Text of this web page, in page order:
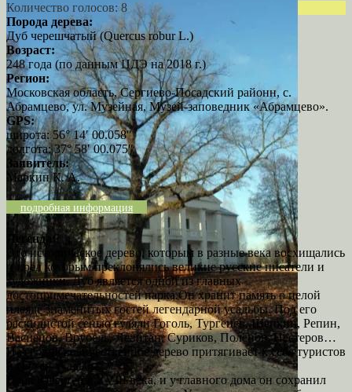
Количество голосов: 8
Порода дерева:
Дуб черешчатый (Quercus robur L.)
Возраст:
248 года (по данным ЦДЭ на 2018 г.)
Регион:
Московская область, Сергиево-Посадский районн, с.
Абрамцево, ул. Музейная, Музей-заповедник «Абрамцево».
GPS:
широта: 56° 14′ 00.058″
долгота: 37° 58′ 00.075″
Заявитель:
Маркин К. А.
подробная информация
Легенда:
Это историческое дерево, которым в разные века восхищались
и пред которым преклонялись великие русские писатели и
художники. Дуб является одной из главных
достопримечательностей парка.Он хранит память о целой
плеяде знаменитых гостей легендарной усадьбы. Под его
раскидистой сенью гуляли Гоголь, Тургенев, Щепкин, Репин,
Васнецов, Врубель, Левитан, Суриков, Поленов, Нестеров…
И сегодня величественное дерево притягивает к себе туристов
и гостей усадьбы.
Парк известен с XVIII века, и у главного дома он сохранил